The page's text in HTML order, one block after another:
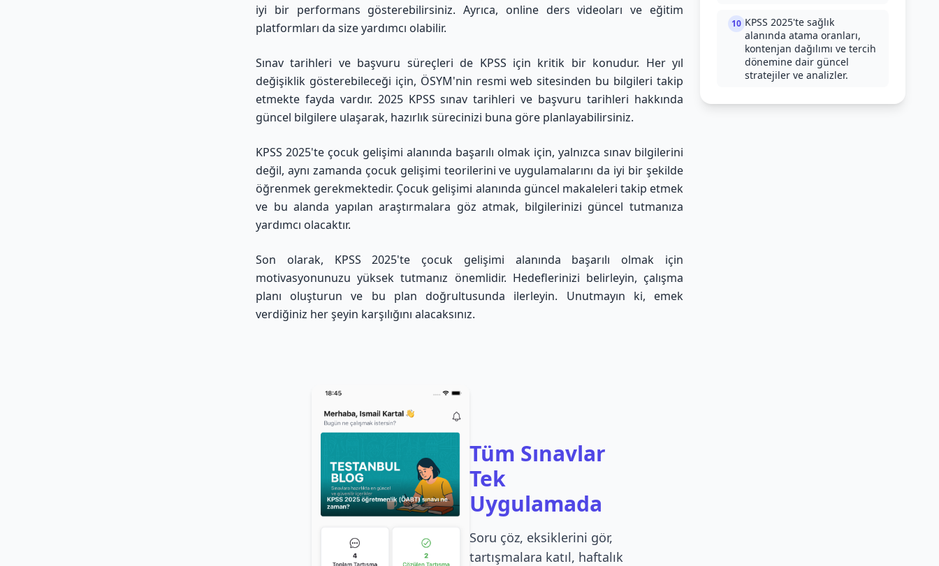
iyi bir performans gösterebilirsiniz. Ayrıca, online ders videoları ve eğitim
platformları da size yardımcı olabilir.
Sınav tarihleri ve başvuru süreçleri de KPSS için kritik bir konudur. Her yıl
değişiklik gösterebileceği için, ÖSYM'nin resmi web sitesinden bu bilgileri takip
etmekte fayda vardır. 2025 KPSS sınav tarihleri ve başvuru tarihleri hakkında
güncel bilgilere ulaşarak, hazırlık sürecinizi buna göre planlayabilirsiniz.
KPSS 2025'te çocuk gelişimi alanında başarılı olmak için, yalnızca sınav bilgilerini
değil, aynı zamanda çocuk gelişimi teorilerini ve uygulamalarını da iyi bir şekilde
öğrenmek gerekmektedir. Çocuk gelişimi alanında güncel makaleleri takip etmek
ve bu alanda yapılan araştırmalara göz atmak, bilgilerinizi güncel tutmanıza
yardımcı olacaktır.
Son olarak, KPSS 2025'te çocuk gelişimi alanında başarılı olmak için
motivasyonunuzu yüksek tutmanız önemlidir. Hedeflerinizi belirleyin, çalışma
planı oluşturun ve bu plan doğrultusunda ilerleyin. Unutmayın ki, emek
verdiğiniz her şeyin karşılığını alacaksınız.
Tüm Sınavlar
Tek
Uygulamada
Soru çöz, eksiklerini gör,
tartışmalara katıl, haftalık
10 KPSS 2025'te sağlık
alanında atama oranları,
kontenjan dağılımı ve tercih
dönemine dair güncel
stratejiler ve analizler.